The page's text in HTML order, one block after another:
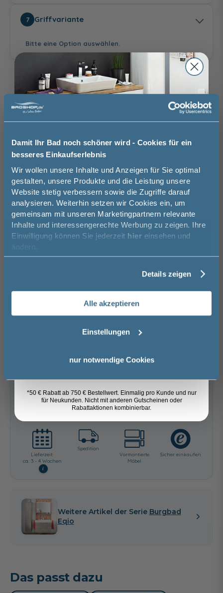
Damit Ihr Bad noch schöner wird - Cookies für ein
besseres Einkaufserlebnis
Wir wollen unsere Inhalte und Anzeigen für Sie optimal
gestalten, unsere Produkte und die Leistung unsere
Website stetig verbessern sowie die Zugriffe darauf
analysieren. Weiterhin setzen wir Cookies ein, um
gemeinsam mit unseren Marketingpartnern relevante
Inhalte und interessengerechte Werbung zu zeigen. Ihre
Einwilligung können Sie jederzeit hier einsehen und
ändern.
Details zeigen
Alle akzeptieren
Einstellungen
nur notwendige Cookies
Eiche Dekor Klassik
(Melamin)
Eiche Dekor
Caramel (Melamin)
Schalter
Keramik
122 cm, aus
Keramik, inkl.
Waschtisch-
Beleuchtung
7 Griffvariante
Bitte eine Option auswählen.
Griff Schwarz Matt Griffleiste Chrom
Griffleiste Schwarz
Matt
Auswahl zurücksetzen
Brauchen Sie Hilfe bei der Konfiguration?
Wir beraten Sie gern.
03606 / 50 77 70
Unsere Ausstellung besuchen
Basispreis
1.659,00 €
Versandkostenfrei innerhalb Deutschlands
Versand ins Ausland zzgl.Versandkosten
Artikel merken
Lieferzeit:
ca. 3 - 4 Wochen
i
Spedition
Vormontierte
Möbel
Sicher einkaufen
Weitere Artikel der Serie Burgbad
Eqio
Das passt dazu
Jetzt 50 € sparen!
Melde Sie sich hier zu unserem
Newsletter an und sparen Sie
50€* auf Ihre Bestellung!
Email
Anmelden
*50 € Rabatt ab 750 € Bestellwert. Einmalig pro Kunde und nur
für Neukunden. Nicht mit anderen Gutscheinen oder
Rabattaktionen kombinierbar.